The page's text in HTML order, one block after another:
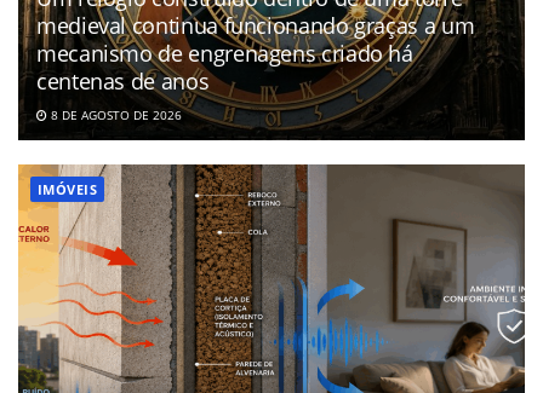
medieval continua funcionando graças a um
mecanismo de engrenagens criado há
centenas de anos
8 DE AGOSTO DE 2026
IMÓVEIS